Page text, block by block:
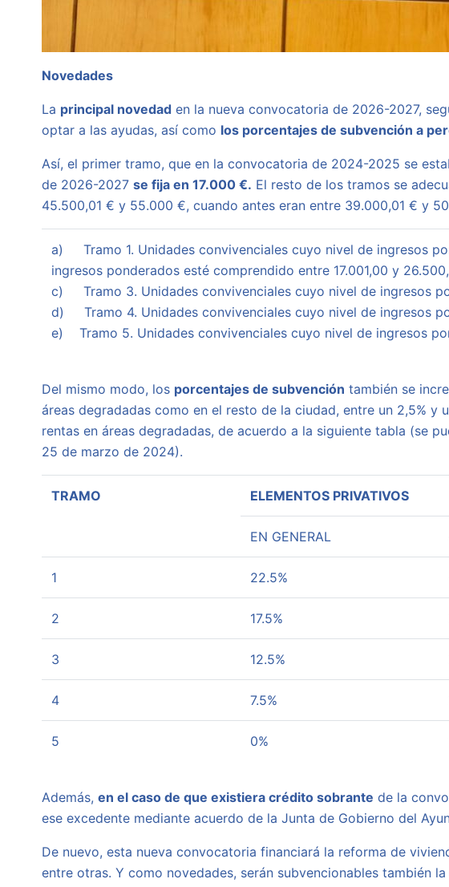
Novedades
La principal novedad en la nueva convocatoria de 2026-2027,
optar a las ayudas, así como los porcentajes de subvención a
Así, el primer tramo, que en la convocatoria de 2024-2025 se
de 2026-2027 se fija en 17.000 €. El resto de los tramos se
45.500,01 € y 55.000 €, cuando antes eran entre 39.000,01 € y
a) Tramo 1. Unidades convivenciales cuyo nivel de ingresos
ingresos ponderados esté comprendido entre 17.001,00 y
c) Tramo 3. Unidades convivenciales cuyo nivel de ingresos
d) Tramo 4. Unidades convivenciales cuyo nivel de ingresos
e) Tramo 5. Unidades convivenciales cuyo nivel de ingresos
Del mismo modo, los porcentajes de subvención también se
áreas degradadas como en el resto de la ciudad, entre un 2,5%
rentas en áreas degradadas, de acuerdo a la siguiente tabla (se
25 de marzo de 2024).
TRAMO ELEMENTOS PRIVATIVOS
EN GENERAL
1 22.5%
2 17.5%
3 12.5%
4 7.5%
5 0%
Además, en el caso de que existiera crédito sobrante de la
ese excedente mediante acuerdo de la Junta de Gobierno del
De nuevo, esta nueva convocatoria financiará la reforma de
entre otras. Y como novedades, serán subvencionables también